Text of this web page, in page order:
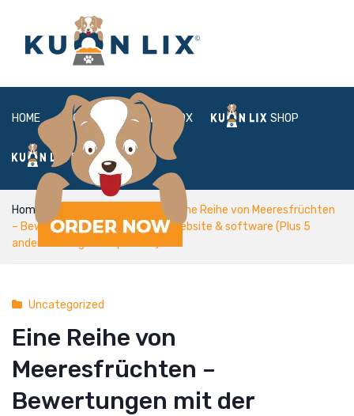
HOME ABOUT BOX SHOP
FAQ LOGIN
Home
Eine Reihe von Meeresfrüchten
– Bewertungen mit der Dating-Website & software (Plus 5
andere verfügbare Optionen)
Uncategorized
Eine Reihe von
Meeresfrüchten –
Bewertungen mit der